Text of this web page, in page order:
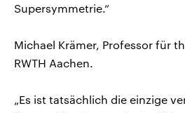
Supersymmetrie.“
Michael Krämer, Professor für
RWTH Aachen.
„Es ist tatsächlich die einzige